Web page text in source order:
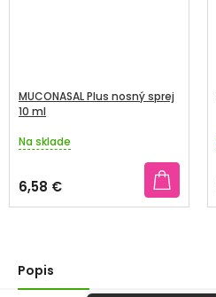
MUCONASAL Plus nosný sprej
10 ml
Priemerné
produktu
je
3,2
hviezdičiek.
Na sklade
6,58 €
Popis